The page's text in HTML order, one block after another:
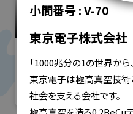
小間番号 :V-70
東京電子株式会社
「1000兆分の1の世界から
東京電子は極高真空技術
社会を支える会社です。
高精度・難加工技術展
株式会